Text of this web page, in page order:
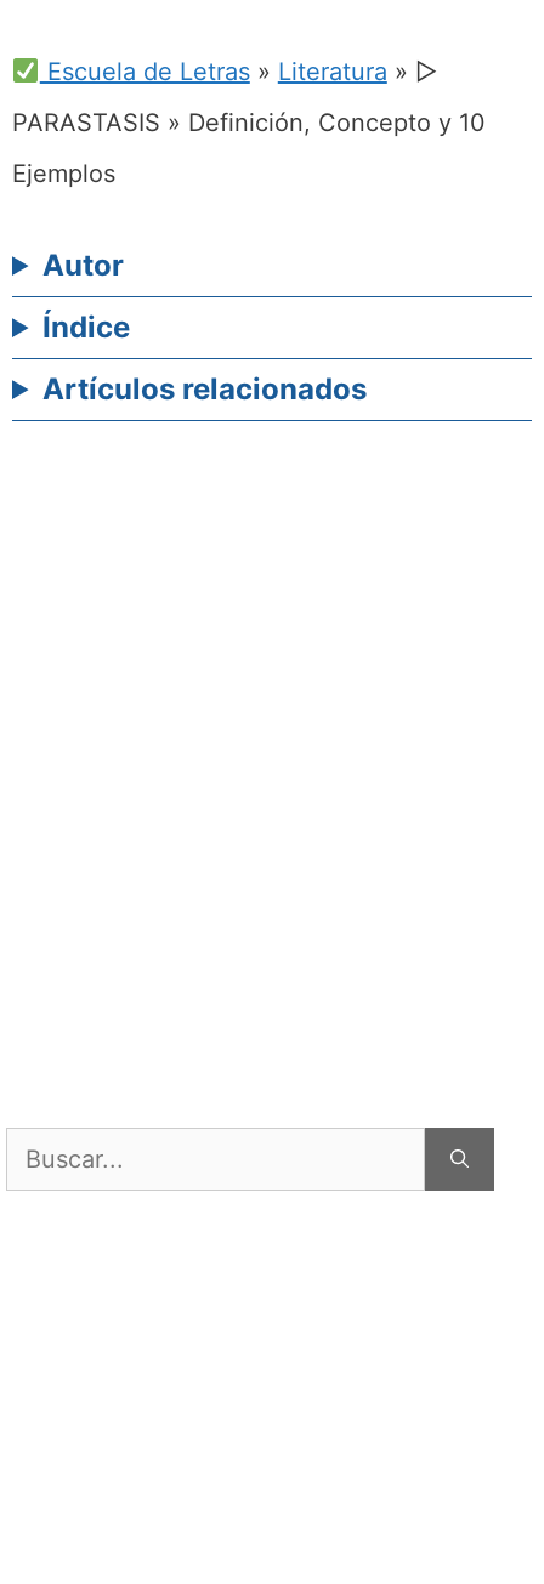
Escuela de Letras» Literatura » ▷
PARASTASIS » Definición, Concepto y 10
Ejemplos
Autor
Índice
Artículos relacionados
Buscar: